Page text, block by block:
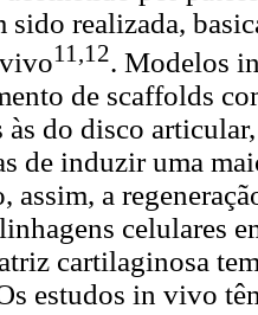
sido realizada,
11,12. Modelos
de scaffolds
às do disco
de induzir uma
assim, a
celulares
cartilaginosa
estudos in vivo